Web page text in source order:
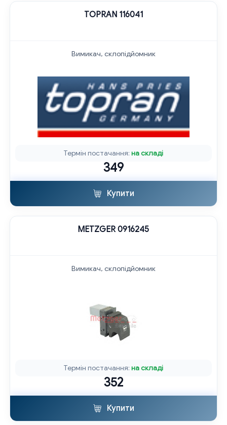
TOPRAN 116041
Вимикач, склопідйомник
Термін постачання:на складі
349
Купити
METZGER 0916245
Вимикач, склопідйомник
Термін постачання:на складі
352
Купити